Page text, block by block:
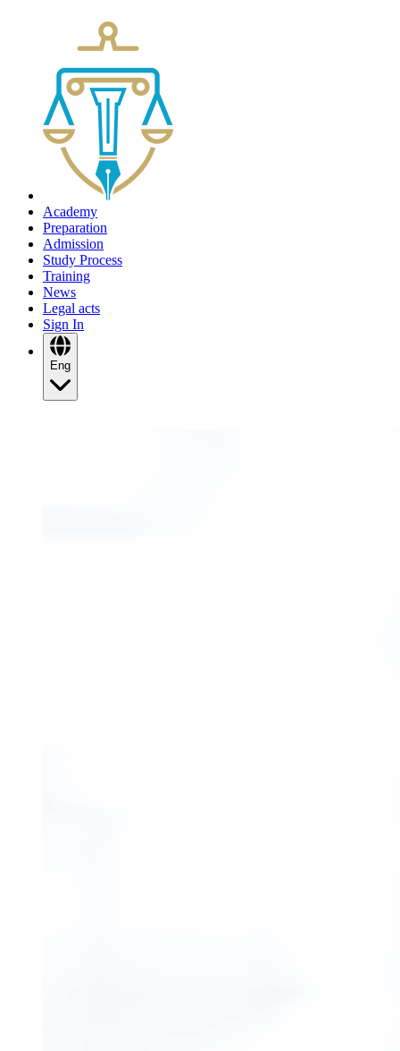
Academy
Preparation
Admission
Study Process
Training
News
Legal acts
Sign In
Eng